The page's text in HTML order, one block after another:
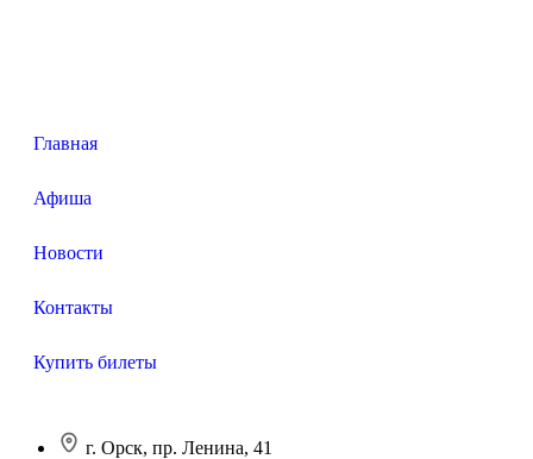
Главная
Афиша
Новости
Контакты
Купить билеты
г. Орск, пр. Ленина, 41